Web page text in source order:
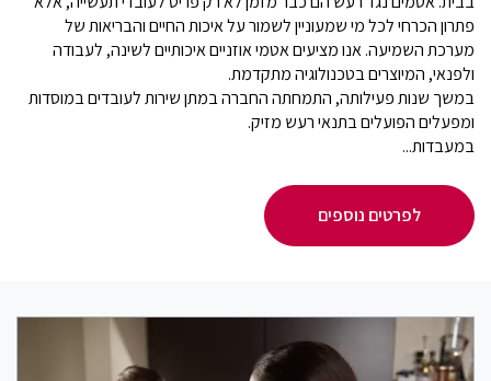
פתרון הכרחי לכל מי שמעוניין לשמור על איכות החיים והבריאות של
מערכת השמיעה. אנו מציעים אטמי אוזניים איכותיים לשינה, לעבודה
ולפנאי, המיוצרים בטכנולוגיה מתקדמת.
במשך שנות פעילותה, התמחתה החברה במתן שירות לעובדים במוסדות
ומפעלים הפועלים בתנאי רעש מזיק.
במעבדות...
לפרטים נוספים